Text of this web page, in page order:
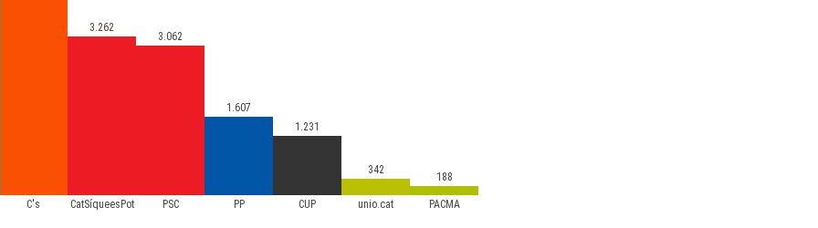
C's CatSíqueesPot PSC PP CUP unio.cat PACMA
3.262
3.062
1.607
1.231
342
188